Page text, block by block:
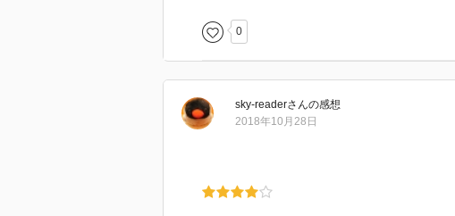
0
sky-readerさんの感想
2018年10月28日